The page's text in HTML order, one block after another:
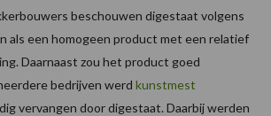
beschouwen digestaat volgens
als een homogeen product met een relatief
Daarnaast zou het product goed
bedrijven werd kunstmest
vervangen door digestaat. Daarbij werden